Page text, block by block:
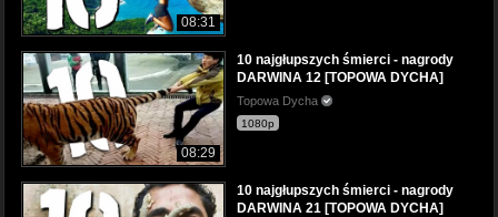
08:31
08:29
10 najgłupszych śmierci - nagrody
DARWINA 12 [TOPOWA DYCHA]
Topowa Dycha
1080p
10 najgłupszych śmierci - nagrody
DARWINA 21 [TOPOWA DYCHA]